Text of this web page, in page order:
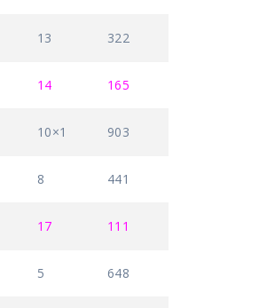
13 322
14 165
10×1 903
8 441
17 111
5 648